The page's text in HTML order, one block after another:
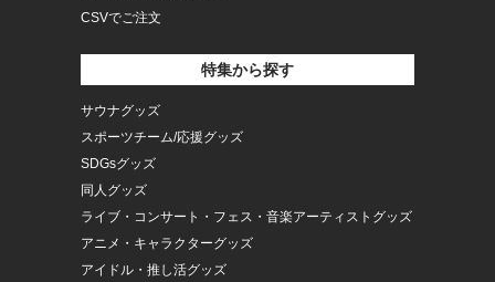
CSVでご注文
特集から探す
サウナグッズ
スポーツチーム/応援グッズ
SDGsグッズ
同人グッズ
ライブ・コンサート・フェス・音楽アーティストグッズ
アニメ・キャラクターグッズ
アイドル・推し活グッズ